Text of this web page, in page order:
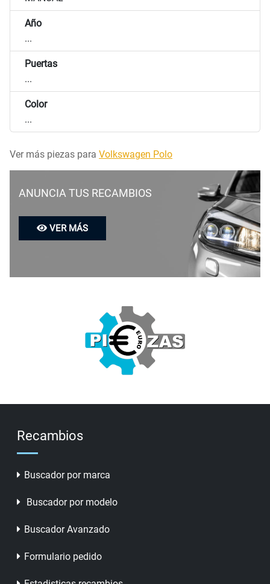
Año
...
Puertas
...
Color
...
Ver más piezas para Volkswagen Polo
ANUNCIA TUS RECAMBIOS
VER MÁS
Recambios
Buscador por marca
Buscador por modelo
Buscador Avanzado
Formulario pedido